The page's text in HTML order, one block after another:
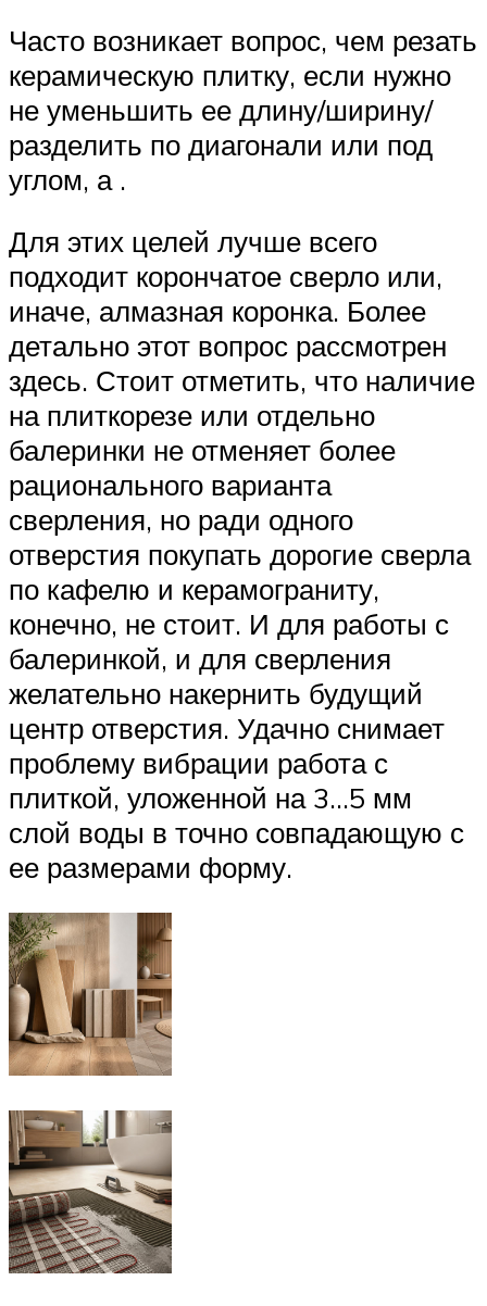
Часто возникает вопрос, чем резать
керамическую плитку, если нужно
не уменьшить ее длину/ширину/
разделить по диагонали или под
углом, а .
Для этих целей лучше всего
подходит корончатое сверло или,
иначе, алмазная коронка. Более
детально этот вопрос рассмотрен
здесь. Стоит отметить, что наличие
на плиткорезе или отдельно
балеринки не отменяет более
рационального варианта
сверления, но ради одного
отверстия покупать дорогие сверла
по кафелю и керамограниту,
конечно, не стоит. И для работы с
балеринкой, и для сверления
желательно накернить будущий
центр отверстия. Удачно снимает
проблему вибрации работа с
плиткой, уложенной на 3…5 мм
слой воды в точно совпадающую с
ее размерами форму.